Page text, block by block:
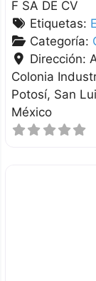
F SA DE CV
Etiquetas:
Categoría:
Dirección:
Colonia
Potosí San
México